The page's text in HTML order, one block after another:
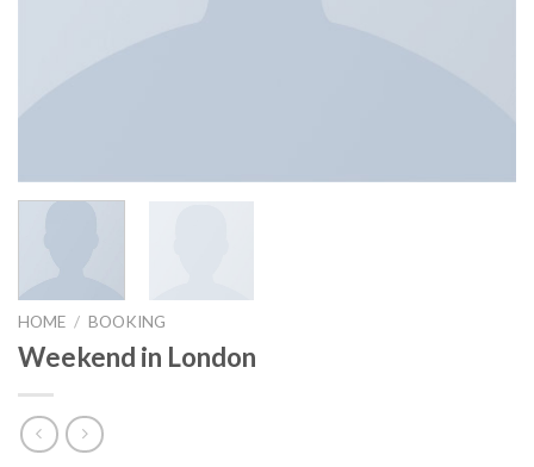
HOME / BOOKING
Weekend in London